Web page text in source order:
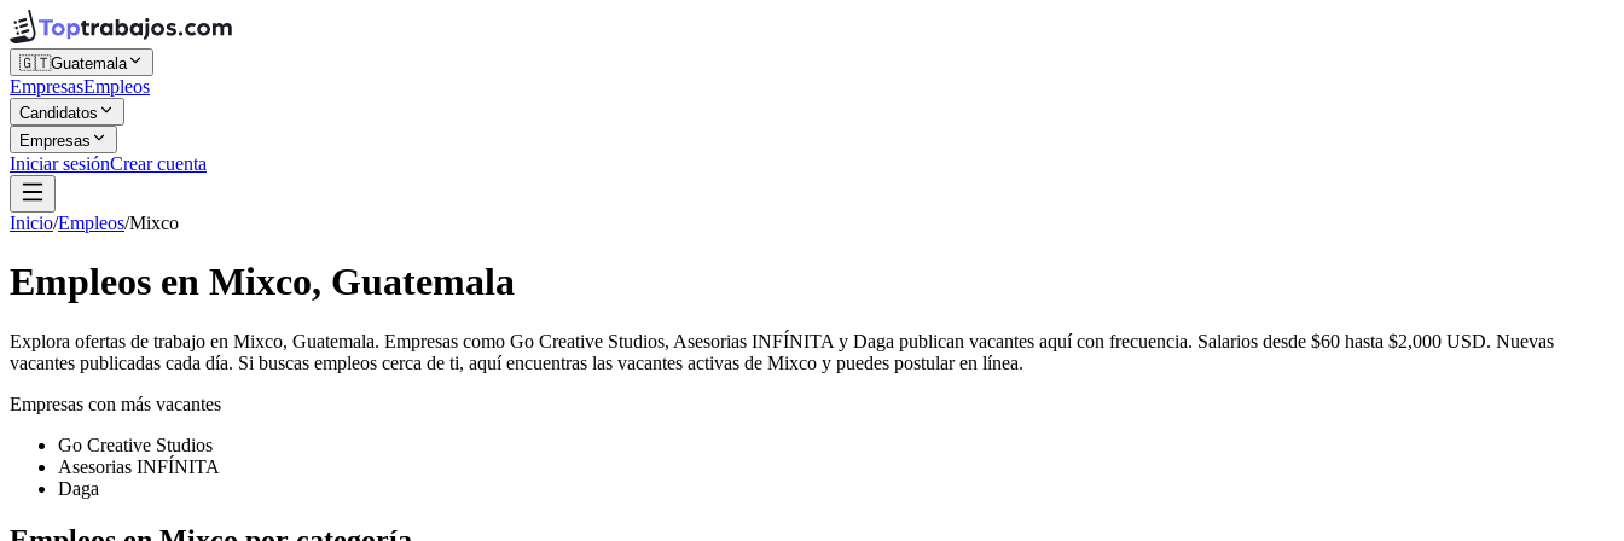
🇬🇹Guatemala
EmpresasEmpleos
Candidatos
Empresas
Iniciar sesiónCrear cuenta
Inicio/Empleos/Mixco
Empleos en Mixco, Guatemala
Explora ofertas de trabajo en Mixco, Guatemala. Empresas como Go Creative Studios, Asesorias INFÍNITA y Daga publican vacantes aquí con frecuencia. Salarios desde $60 hasta $2,000 USD. Nuevas
vacantes publicadas cada día. Si buscas empleos cerca de ti, aquí encuentras las vacantes activas de Mixco y puedes postular en línea.
Empresas con más vacantes
Go Creative Studios
Asesorias INFÍNITA
Daga